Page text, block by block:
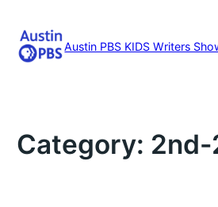
content
Austin PBS KIDS Writers
Category: